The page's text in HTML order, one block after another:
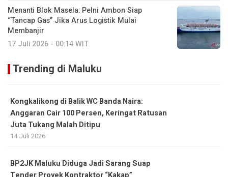
Menanti Blok Masela: Pelni Ambon Siap
“Tancap Gas” Jika Arus Logistik Mulai
Membanjir
17 Juli 2026 - 00:14 WIT
Trending di Maluku
Kongkalikong di Balik WC Banda Naira:
Anggaran Cair 100 Persen, Keringat Ratusan
Juta Tukang Malah Ditipu
14 Juli 2026
BP2JK Maluku Diduga Jadi Sarang Suap